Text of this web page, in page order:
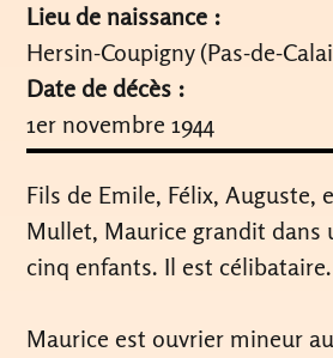
Lieu de naissance :
Hersin-Coupigny (Pas-de-
Date de décès :
1er novembre 1944
Fils de Emile, Félix, Auguste,
Mullet, Maurice grandit dans
cinq enfants. Il est célibataire.
Maurice est ouvrier mineur